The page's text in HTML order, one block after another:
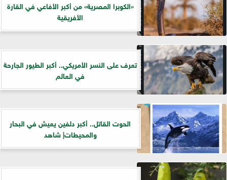
«الكوبرا المصرية» من أكبر الأفاعي في القارة
الأفريقية
تعرف على النسر الأمريكي.. أكبر الطيور الجارحة
في العالم
الحوت القاتل.. أكبر دلفين يعيش في البحار
والمحيطات| شاهد